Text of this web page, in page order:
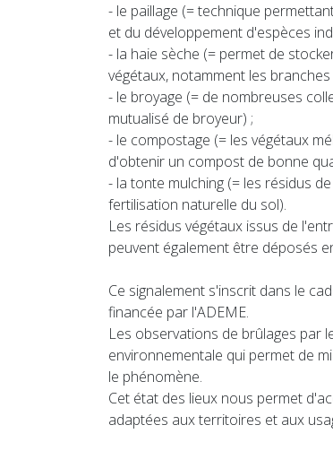
- le paillage (= technique
et du développement d'espèces
- la haie sèche (= permet de
végétaux, notamment les
- le broyage (= de nombreuses
mutualisé de broyeur) ;
- le compostage (= les végétaux
d'obtenir un compost de bonne
- la tonte mulching (= les résidus
fertilisation naturelle du sol).
Les résidus végétaux issus de
peuvent également être déposés
Ce signalement s'inscrit dans le
financée par l'ADEME.
Les observations de brûlages par
environnementale qui permet de
le phénomène.
Cet état des lieux nous permet
adaptées aux territoires et aux